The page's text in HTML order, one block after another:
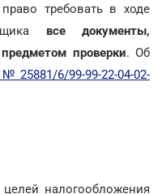
требовать в ходе
все документы,
проверки. Об
25881/6/99-99-22-04-02-
налогообложения